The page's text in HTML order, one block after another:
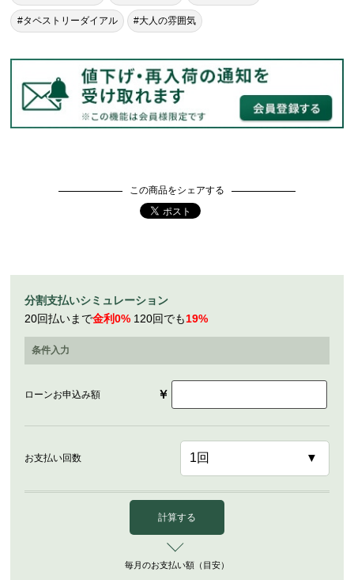
#タペストリーダイアル #大人の雰囲気
この商品をシェアする
分割支払いシミュレーション
20回払いまで金利0% 120回でも19%
条件入力
ローンお申込み額 ￥
お支払い回数
計算する
毎月のお支払い額（目安）